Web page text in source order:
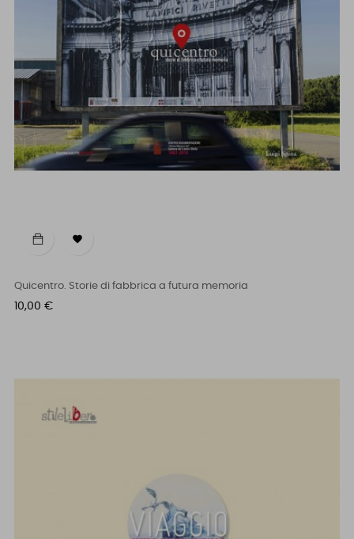

Quicentro. Storie di fabbrica a futura memoria
Prezzo
10,00 €